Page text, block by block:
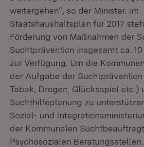
weitergehen“, so der Minister. Im
Staatshaushaltsplan für 2017
Förderung von Maßnahmen der
Suchtprävention insgesamt ca.
zur Verfügung. Um die
der Aufgabe der Suchtprävention
Tabak, Drogen, Glücksspiel etc.)
Suchthilfeplanung zu
Sozial- und
der Kommunalen
Psychosozialen